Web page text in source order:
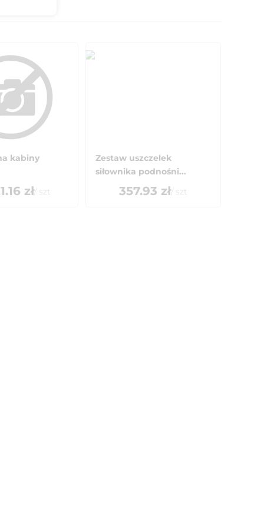
kabiny
zł/ szt
Zestaw uszczelek
siłownika podnośni...
357.93 zł/ szt